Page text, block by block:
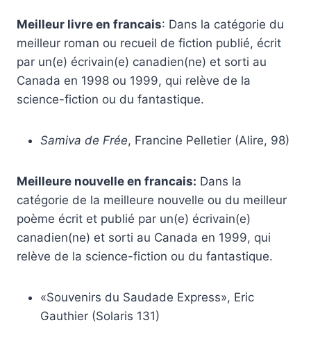
Meilleur livre en francais: Dans la catégorie du
meilleur roman ou recueil de fiction publié, écrit
par un(e) écrivain(e) canadien(ne) et sorti au
Canada en 1998 ou 1999, qui relève de la
science-fiction ou du fantastique.
Samiva de Frée, Francine Pelletier (Alire, 98)
Meilleure nouvelle en francais: Dans la
catégorie de la meilleure nouvelle ou du meilleur
poème écrit et publié par un(e) écrivain(e)
canadien(ne) et sorti au Canada en 1999, qui
relève de la science-fiction ou du fantastique.
«Souvenirs du Saudade Express», Eric
Gauthier (Solaris 131)